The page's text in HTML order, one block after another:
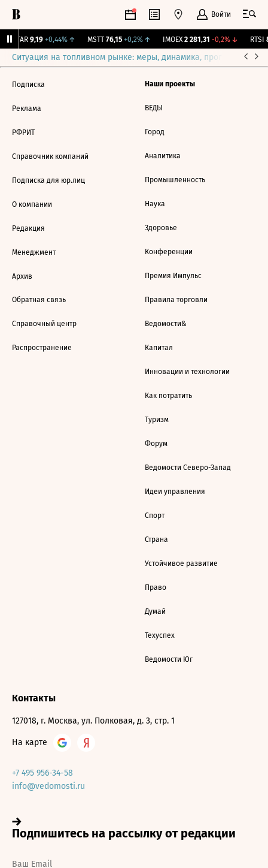
Войти
UTAR 9,19 +0,44%↑ MSTT 76,15 +0,2%↑ IMOEX 2 281,31 -0,2%↓ RTSI
Ситуация на топливном рынке: меры, динамика, прогнозы
Подписка
Реклама
РФРИТ
Справочник компаний
Подписка для юр.лиц
О компании
Редакция
Менеджмент
Архив
Обратная связь
Справочный центр
Распространение
Наши проекты
ВЕДЫ
Город
Аналитика
Промышленность
Наука
Здоровье
Конференции
Премия Импульс
Правила торговли
Ведомости&
Капитал
Инновации и технологии
Как потратить
Туризм
Форум
Ведомости Северо-Запад
Идеи управления
Спорт
Страна
Устойчивое развитие
Право
Думай
Техуспех
Ведомости Юг
Контакты
127018, г. Москва, ул. Полковая, д. 3, стр. 1
На карте
+7 495 956-34-58
info@vedomosti.ru